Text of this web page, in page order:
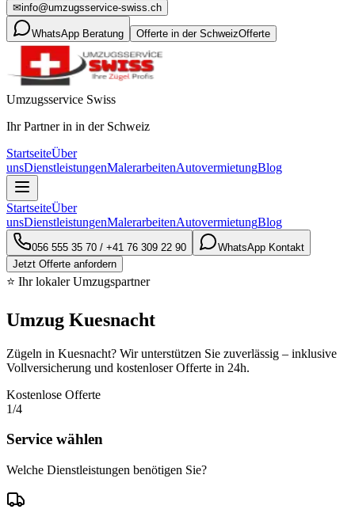
✉info@umzugsservice-swiss.ch
WhatsApp Beratung Offerte in der SchweizOfferte
Umzugsservice Swiss
Ihr Partner in in der Schweiz
StartseiteÜber
unsDienstleistungenMalerarbeitenAutovermietungBlog
StartseiteÜber
unsDienstleistungenMalerarbeitenAutovermietungBlog
056 555 35 70 / +41 76 309 22 90
WhatsApp Kontakt
Jetzt Offerte anfordern
⭐ Ihr lokaler Umzugspartner
Umzug Kuesnacht
Zügeln in Kuesnacht? Wir unterstützen Sie zuverlässig – inklusive
Vollversicherung und kostenloser Offerte in 24h.
Kostenlose Offerte
1/4
Service wählen
Welche Dienstleistungen benötigen Sie?